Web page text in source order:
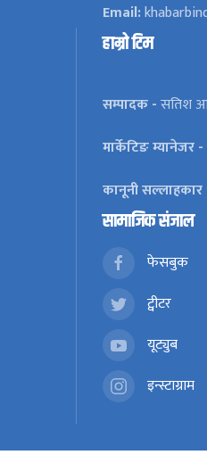
Email:
हाम्रो टिम
सम्पादक -सतिश
मार्केटिङ म्यानेजर -
कानूनी सल्लाहकार
सामाजिक संजाल
फेसबुक
ट्वीटर
यूट्युब
इन्स्टाग्राम